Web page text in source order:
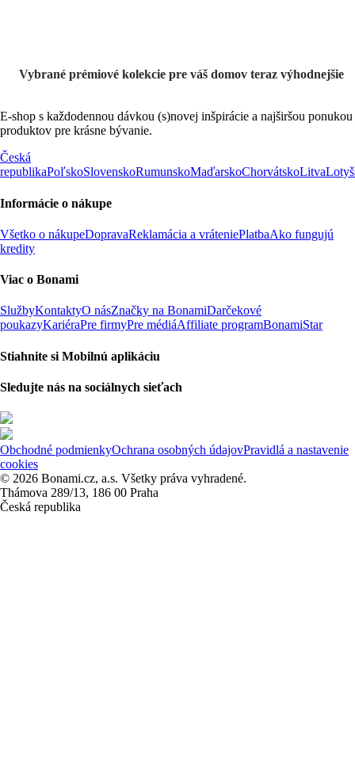
Vybrané prémiové kolekcie pre váš domov teraz výhodnejšie
E-shop s každodennou dávkou (s)novej inšpirácie a najširšou ponukou
produktov pre krásne bývanie.
Česká
republikaPoľskoSlovenskoRumunskoMaďarskoChorvátskoLitva
Informácie o nákupe
Všetko o nákupeDopravaReklamácia a vráteniePlatbaAko fungujú
kredity
Viac o Bonami
SlužbyKontaktyO násZnačky na BonamiDarčekové
poukazyKariéraPre firmyPre médiáAffiliate programBonamiStar
Stiahnite si Mobilnú aplikáciu
Sledujte nás na sociálnych sieťach
Obchodné podmienkyOchrana osobných údajovPravidlá a nastavenie
cookies
© 2026 Bonami.cz, a.s. Všetky práva vyhradené.
Thámova 289/13, 186 00 Praha
Česká republika